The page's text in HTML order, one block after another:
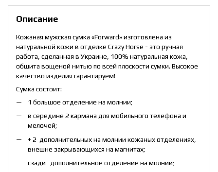
Описание
Кожаная мужская сумка «Forward» изготовлена из
натуральной кожи в отделке Crazy Horse - это ручная
работа, сделанная в Украине, 100% натуральная кожа,
обшита вощеной нитью по всей плоскости сумки. Высокое
качество изделия гарантируем!
Сумка состоит:
1 большое отделение на молнии;
в середине 2 кармана для мобильного телефона и
мелочей;
+ 2 дополнительных на молнии кожаных отделениях,
внешне закрывающихся на магнитах;
сзади- дополнительное отделение на молнии;